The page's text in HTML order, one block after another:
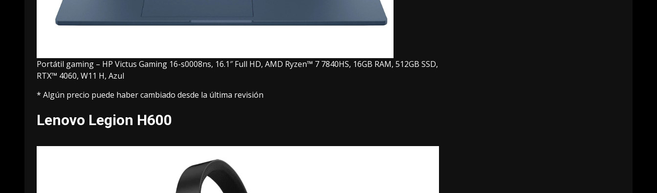
Portátil gaming – HP Victus Gaming 16-s0008ns, 16.1″ Full HD, AMD Ryzen™ 7 7840HS, 16GB RAM, 512GB SSD,
RTX™ 4060, W11 H, Azul
* Algún precio puede haber cambiado desde la última revisión
Lenovo Legion H600